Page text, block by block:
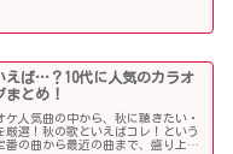
えば…？10代に人気のカラオ
まとめ！
ケ人気曲の中から、秋に聴きたい・
厳選！秋の歌といえばコレ！という
番の曲から最近の曲まで、盛り上が